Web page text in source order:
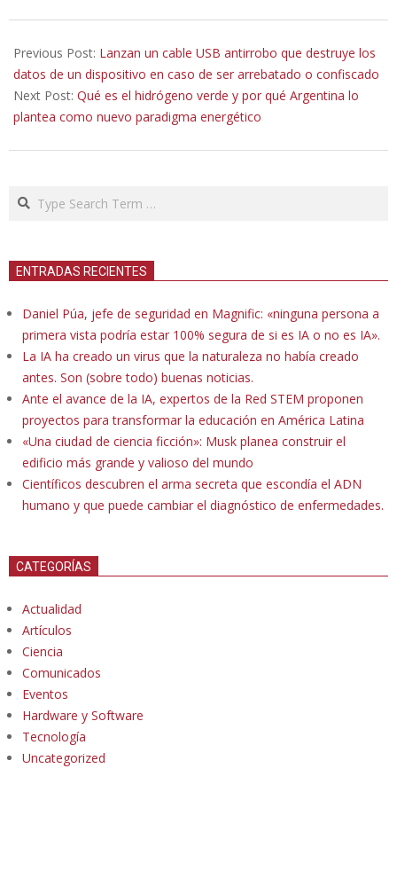
12-
19
Previous Post: Lanzan un cable USB antirrobo que destruye los
datos de un dispositivo en caso de ser arrebatado o confiscado
Next Post: Qué es el hidrógeno verde y por qué Argentina lo
plantea como nuevo paradigma energético
Search
ENTRADAS RECIENTES
Daniel Púa, jefe de seguridad en Magnific: «ninguna persona a
primera vista podría estar 100% segura de si es IA o no es IA».
La IA ha creado un virus que la naturaleza no había creado
antes. Son (sobre todo) buenas noticias.
Ante el avance de la IA, expertos de la Red STEM proponen
proyectos para transformar la educación en América Latina
«Una ciudad de ciencia ficción»: Musk planea construir el
edificio más grande y valioso del mundo
Científicos descubren el arma secreta que escondía el ADN
humano y que puede cambiar el diagnóstico de enfermedades.
CATEGORÍAS
Actualidad
Artículos
Ciencia
Comunicados
Eventos
Hardware y Software
Tecnología
Uncategorized